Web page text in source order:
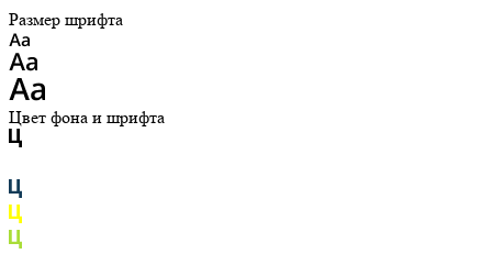
Размер шрифта
Цвет фона и шрифта